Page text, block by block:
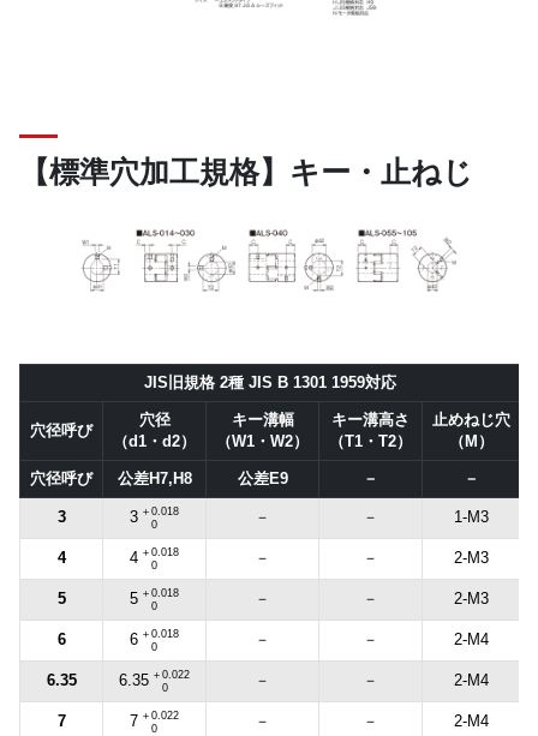
【標準穴加工規格】キー・止ねじ
JIS旧規格 2種 JIS B 1301 1959対応
穴径呼び
穴径
（d1・d2）
キー溝幅
（W1・W2）
キー溝高さ
（T1・T2）
止めねじ穴
（M）
穴径呼び 公差H7,H8 公差E9 － －
3 3 ＋0.018
0
－ － 1-M3
4 4 ＋0.018
0
－ － 2-M3
5 5 ＋0.018
0
－ － 2-M3
6 6 ＋0.018
0
－ － 2-M4
6.35 6.35 ＋0.022
0
－ － 2-M4
7 7 ＋0.022
0
－ － 2-M4